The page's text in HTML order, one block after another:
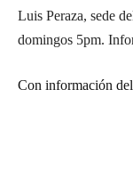
Luis Peraza, sede
domingos 5pm.
Con información